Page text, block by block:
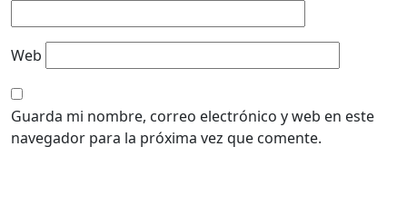
Web
Guarda mi nombre, correo electrónico y web en este
navegador para la próxima vez que comente.